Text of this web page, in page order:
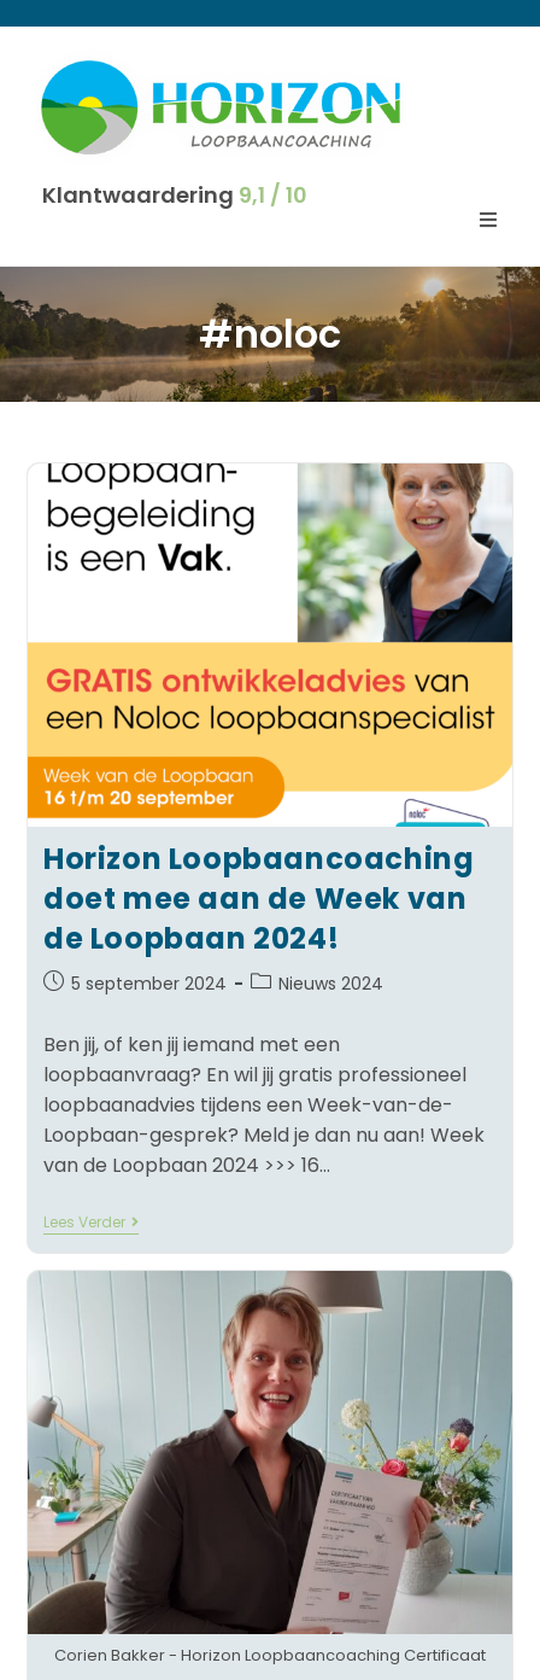
Klantwaardering 9,1 / 10
#noloc
Horizon Loopbaancoaching
doet mee aan de Week van
de Loopbaan 2024!
5 september 2024 Nieuws 2024
Ben jij, of ken jij iemand met een
loopbaanvraag? En wil jij gratis professioneel
loopbaanadvies tijdens een Week-van-de-
Loopbaan-gesprek? Meld je dan nu aan! Week
van de Loopbaan 2024 >>> 16…
Lees Verder
Corien Bakker - Horizon Loopbaancoaching Certificaat